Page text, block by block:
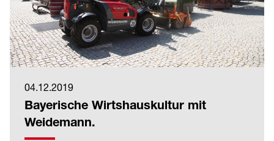
04.12.2019
Bayerische Wirtshauskultur mit
Weidemann.